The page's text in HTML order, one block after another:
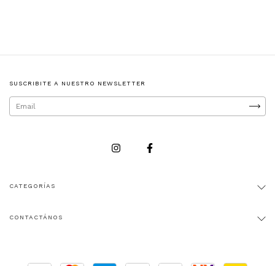
SUSCRIBITE A NUESTRO NEWSLETTER
CATEGORÍAS
CONTACTÁNOS